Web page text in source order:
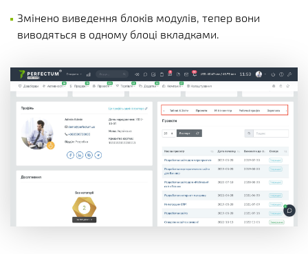
Змінено виведення блоків модулів, тепер вони
виводяться в одному блоці вкладками.